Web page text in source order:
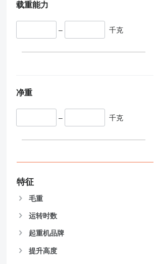
载重能力
– 千克
净重
– 千克
特征
毛重
运转时数
起重机品牌
提升高度